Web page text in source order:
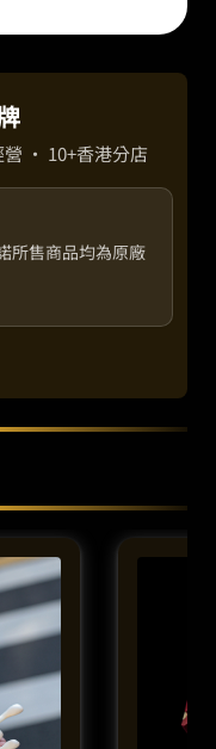
營 · 10+香港分店
所售商品均為原廠